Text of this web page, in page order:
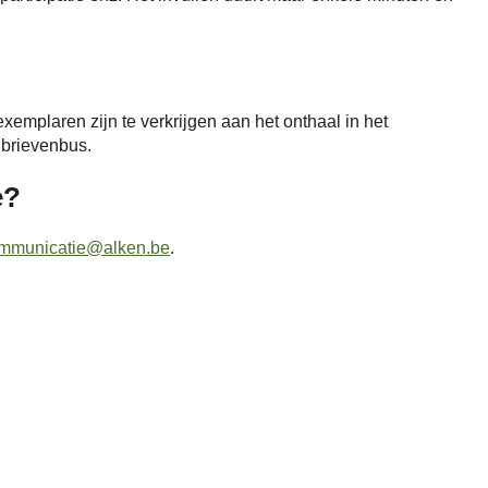
zijn te verkrijgen aan het onthaal in het
.